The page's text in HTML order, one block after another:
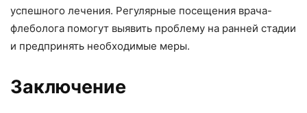
успешного лечения. Регулярные посещения врача-
флеболога помогут выявить проблему на ранней стадии
и предпринять необходимые меры.
Заключение